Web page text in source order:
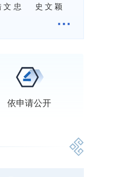
文忠 史文颖
依申请公开